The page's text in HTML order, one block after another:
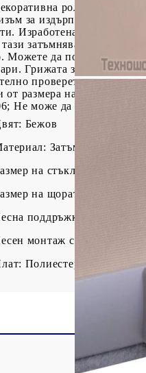
ролетна щора
за издърпване, тя
Изработена от
тази затъмняваща ролетна
Можете да
Грижата за декора се
проверете размера
от размера на стъклото
Не може да пасне на код
Бежов
Затъмняващ плат
на стъклото: 763 x
на щората: 773 x
поддръжка и
монтаж с включени
Полиестер: 100%